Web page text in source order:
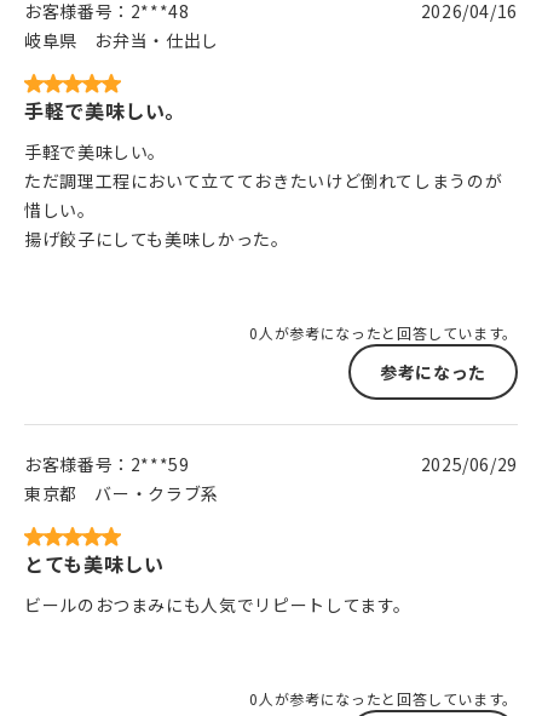
お客様番号： 2***48
岐阜県
お弁当・仕出し
2026/04/16
手軽で美味しい。
手軽で美味しい。
ただ調理工程において立てておきたいけど倒れてしまうのが
惜しい。
揚げ餃子にしても美味しかった。
0人が参考になったと回答しています。
参考になった
お客様番号： 2***59
東京都
バー・クラブ系
2025/06/29
とても美味しい
ビールのおつまみにも人気でリピートしてます。
0人が参考になったと回答しています。